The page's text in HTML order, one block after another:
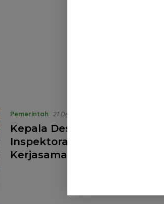
Pemerintah 21 Desember 2021
Kepala Desa di Sumedang
Inspektorat Segera Cabut
Kerjasama dengan LSM